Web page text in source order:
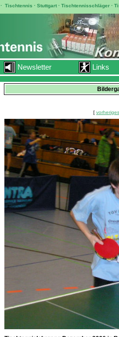
·Tischtennis ·Stuttgart ·Tischtennisschläger ·
Newsletter Links
[